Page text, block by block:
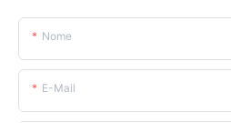
Nome
E-Mail